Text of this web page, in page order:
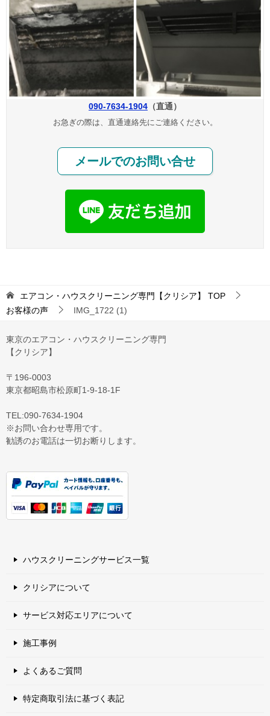
090-7634-1904 （直通）
お急ぎの際は、直通連絡先にご連絡ください。
メールでのお問い合せ
エアコン・ハウスクリーニング専門【クリシア】
TOP
お客様の声
IMG_1722 (1)
東京のエアコン・ハウスクリーニング専門
【クリシア】
〒196-0003
東京都昭島市松原町1-9‐18‐1F
TEL:090-7634-1904
※お問い合わせ専用です。
勧誘のお電話は一切お断りします。
ハウスクリーニングサービス一覧
クリシアについて
サービス対応エリアについて
施工事例
よくあるご質問
特定商取引法に基づく表記